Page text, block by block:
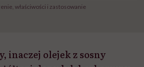
właściwości i zastosowanie
inaczej olejek z sosny